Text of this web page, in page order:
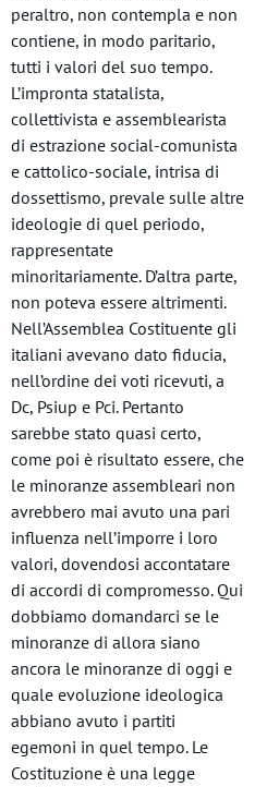
peraltro, non contempla e non
contiene, in modo paritario,
tutti i valori del suo tempo.
L’impronta statalista,
collettivista e assemblearista
di estrazione social-comunista
e cattolico-sociale, intrisa di
dossettismo, prevale sulle altre
ideologie di quel periodo,
rappresentate
minoritariamente. D’altra parte,
non poteva essere altrimenti.
Nell’Assemblea Costituente gli
italiani avevano dato fiducia,
nell’ordine dei voti ricevuti, a
Dc, Psiup e Pci. Pertanto
sarebbe stato quasi certo,
come poi è risultato essere, che
le minoranze assembleari non
avrebbero mai avuto una pari
influenza nell’imporre i loro
valori, dovendosi accontatare
di accordi di compromesso. Qui
dobbiamo domandarci se le
minoranze di allora siano
ancora le minoranze di oggi e
quale evoluzione ideologica
abbiano avuto i partiti
egemoni in quel tempo. Le
Costituzione è una legge